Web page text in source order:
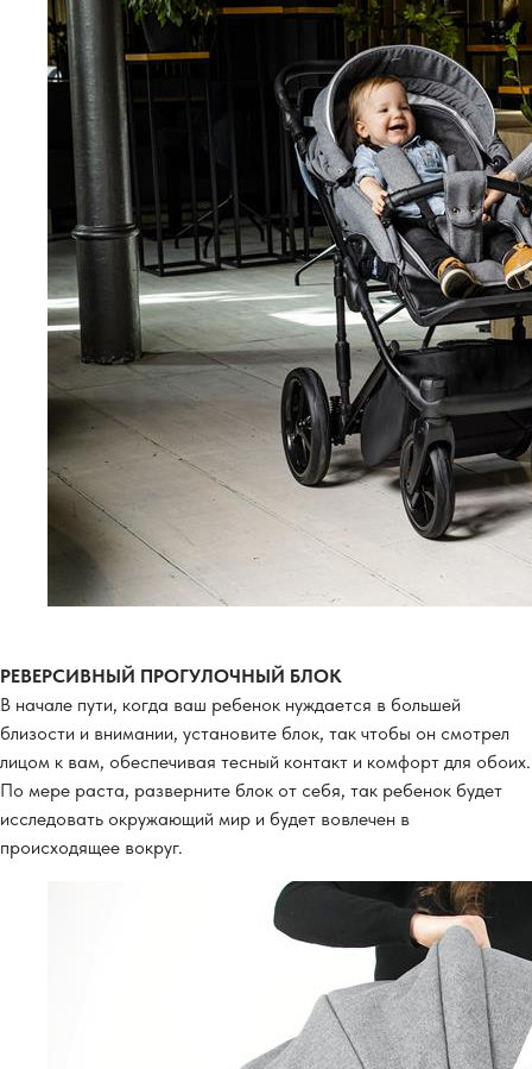
РЕВЕРСИВНЫЙ ПРОГУЛОЧНЫЙ БЛОК
В начале пути, когда ваш ребенок нуждается в большей
близости и внимании, установите блок, так чтобы он смотрел
лицом к вам, обеспечивая тесный контакт и комфорт для обоих.
По мере раста, разверните блок от себя, так ребенок будет
исследовать окружающий мир и будет вовлечен в
происходящее вокруг.